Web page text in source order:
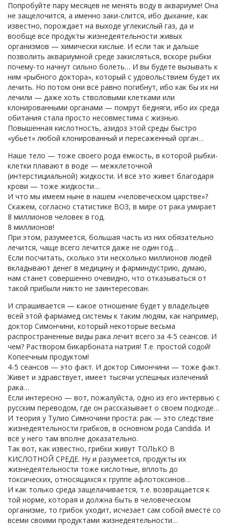
Попробуйте пару месяцев не менять воду в аквариуме! Она
не защелочится, а именно заки-слится, ибо дыхание, как
известно, порождает на выходе углекислый газ, да и
вообще все продукты жизнедеятельности живых
организмов — химически кислые. И если так и дальше
позволить аквариумной среде закисляться, вскоре рыбки
почему-то начнут сильно болеть… И вы будете вызывать к
ним «рыбного доктора», который с удовольствием будет их
лечить. Но потом они всё равно погибнут, ибо как бы их ни
лечили — даже хоть стволовыми клетками или
клонированными органами — помрут бедняги, ибо их среда
обитания стала просто несовместима с жизнью.
Повышенная кислотность, азидоз этой среды быстро
«убьет» любой клонированный и пересаженный орган…
Наше тело — тоже своего рода ёмкость, в которой рыбки-
клетки плавают в воде — межклеточной
(интерстициальной) жидкости. И всё это живет благодаря
крови — тоже жидкости…
И что мы имеем ныне в нашем «человеческом царстве»?
Скажем, согласно статистике ВОЗ, в мире от рака умирает
8 миллионов человек в год.
8 миллионов!
При этом, разумеется, большая часть из них обязательно
лечится, чаще всего лечится даже не один год…
Если посчитать, сколько эти несколько миллионов людей
вкладывают денег в медицину и фарминдустрию, думаю,
нам станет совершенно очевидно, что отказываться от
такой прибыли никто не заинтересован.
И спрашивается — какое отношение будет у владельцев
всей этой фармамед системы к таким людям, как например,
доктор Симончини, который некоторые весьма
распространенные виды рака лечит всего за 4-5 сеансов. И
чем? Раствором бикарбоната натрия! Т.е. простой содой!
Копеечным продуктом!
4-5 сеансов — это факт. И доктор Симончини — тоже факт.
Живет и здравствует, имеет тысячи успешных излечений
рака…
Если интересно — вот, пожалуйста, одно из его интервью с
русским переводом, где он рассказывает о своем подходе…
И теория у Тулио Симночини проста: рак — это следствие
жизнедеятельности грибков, в основном рода Candida. И
всё у него там вполне доказательно.
Так вот, как известно, грибки живут ТОЛЬКО В
КИСЛОТНОЙ СРЕДЕ. Ну и разумеется, продукты их
жизнедеятельности тоже кислотные, вплоть до
токсических, относящихся к группе афлотоксинов…
И как только среда защелачивается, т.е. возвращается к
той норме, которая и должна быть в человеческом
организме, то грибок уходит, исчезает сам собой вместе со
всеми своими продуктами жизнедеятельности…